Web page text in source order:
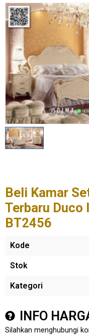
Beli Kamar
Terbaru Duco
BT2456
Kode
Stok
Kategori
INFO
Silahkan menghubungi